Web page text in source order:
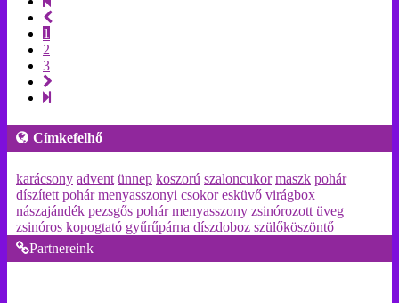
1
2
3
Címkefelhő
karácsony advent ünnep koszorú szaloncukor maszk pohár
díszített pohár menyasszonyi csokor esküvő virágbox
nászajándék pezsgős pohár menyasszony zsinórozott üveg
zsinóros kopogtató gyűrűpárna díszdoboz szülőköszöntő
Partnereink